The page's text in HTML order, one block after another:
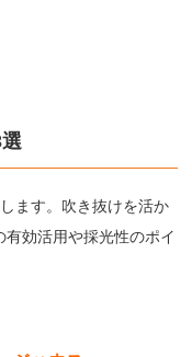
ます。吹き抜けを活か
効活用や採光性のポイ